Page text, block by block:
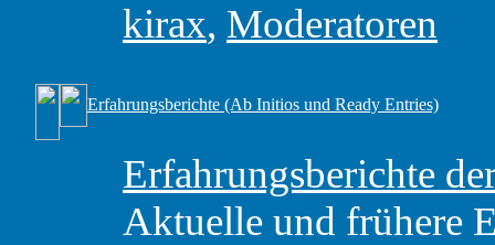
kirax, Moderatoren
Erfahrungsberichte (Ab Initios und Ready Entries)
Erfahrungsberichte
Aktuelle und frühere